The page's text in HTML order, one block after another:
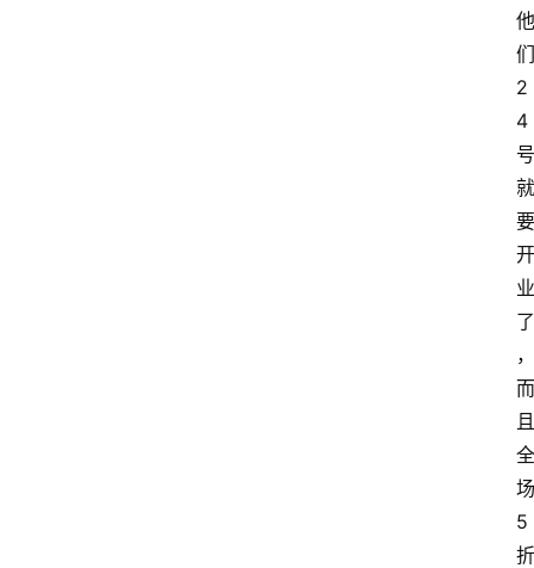
他
们
2
4
号
就
要
开
业
了
，
而
且
全
场
5
折